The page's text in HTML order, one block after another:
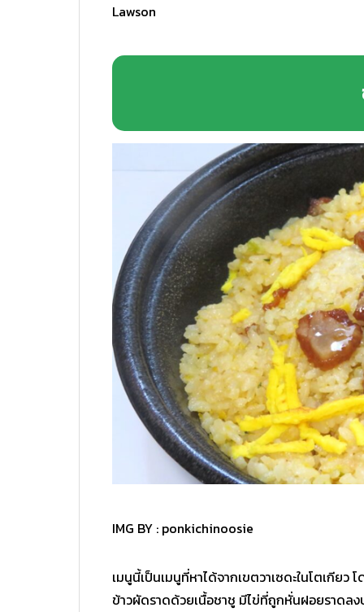
Lawson
IMG BY : ponkichinoosie
เมนูนี้เป็นเมนูที่หาได้จากเขตวาเซดะในโตเกีย
ข้าวผัดราดด้วยเนื้อชาชู มีไข่ที่ถูกหั่นฝอยราดล